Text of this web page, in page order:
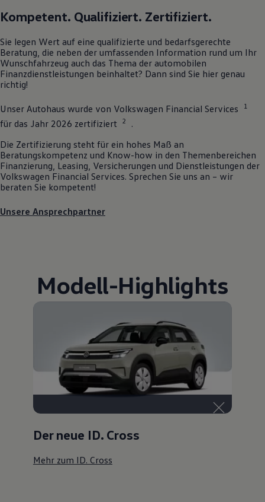
Kompetent. Qualifiziert. Zertifiziert.
Sie legen Wert auf eine qualifizierte und bedarfsgerechte
Beratung, die neben der umfassenden Information rund um Ihr
Wunschfahrzeug auch das Thema der automobilen
Finanzdienstleistungen beinhaltet? Dann sind Sie hier genau
richtig!
Unser Autohaus wurde von Volkswagen Financial Services 1
für das Jahr 2026 zertifiziert 2
.
Die Zertifizierung steht für ein hohes Maß an
Beratungskompetenz und Know-how in den Themenbereichen
Finanzierung, Leasing, Versicherungen und Dienstleistungen der
Volkswagen Financial Services. Sprechen Sie uns an – wir
beraten Sie kompetent!
Unsere Ansprechpartner
Modell-Highlights
Der neue ID. Cross
Mehr zum ID. Cross